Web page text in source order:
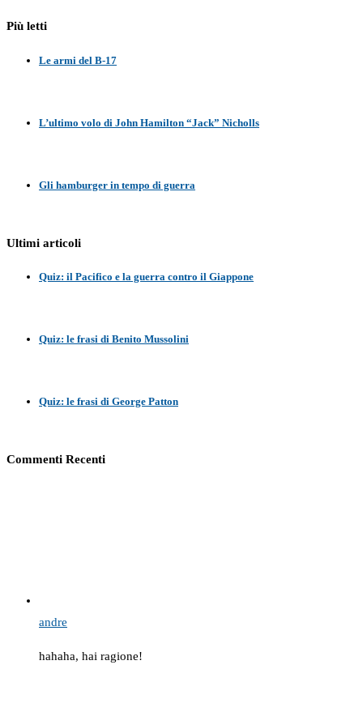
Più letti
Le armi del B-17
L’ultimo volo di John Hamilton “Jack” Nicholls
Gli hamburger in tempo di guerra
Ultimi articoli
Quiz: il Pacifico e la guerra contro il Giappone
Quiz: le frasi di Benito Mussolini
Quiz: le frasi di George Patton
Commenti Recenti
andre
hahaha, hai ragione!